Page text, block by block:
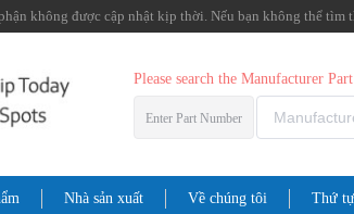
không được cập nhật kịp thời. Nếu bạn không thể
Please search the Manufacturer
Enter Part Number
Nhà sản xuất Về chúng tôi Thứ